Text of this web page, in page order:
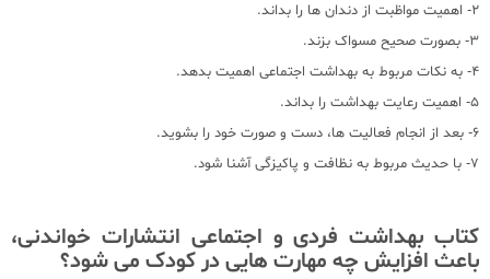
2- اهمیت مواظبت از دندان ها را بداند.
3- بصورت صحیح مسواک بزند.
4- به نکات مربوط به بهداشت اجتماعی اهمیت بدهد.
5- اهمیت رعایت بهداشت را بداند.
6- بعد از انجام فعالیت ها، دست و صورت خود را بشوید.
7- با حدیث مربوط به نظافت و پاکیزگی آشنا شود.
کتاب بهداشت فردی و اجتماعی انتشارات خواندنی،
باعث افزایش چه مهارت هایی در کودک می شود؟